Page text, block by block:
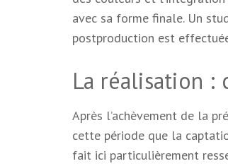
avec sa forme finale. Un
postproduction est
La réalisation :
Après l’achèvement de la
cette période que la
fait ici particulièrement